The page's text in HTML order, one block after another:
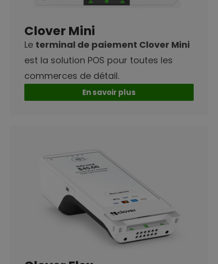
Clover Mini
Le terminal de paiement Clover Mini
est la solution POS pour toutes les
commerces de détail.
En savoir plus